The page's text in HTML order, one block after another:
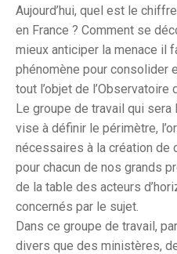
Aujourd’hui, quel est le
en France ? Comment se
mieux anticiper la menace il
phénomène pour consolider
tout l’objet de l’Observatoire
Le groupe de travail qui
vise à définir le périmètre,
nécessaires à la création de
pour chacun de nos grands
de la table des acteurs
concernés par le sujet.
Dans ce groupe de travail,
divers que des ministères,